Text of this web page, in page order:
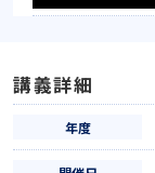
講義詳細
年度